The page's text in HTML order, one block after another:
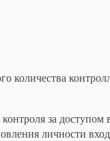
количества
за
личности